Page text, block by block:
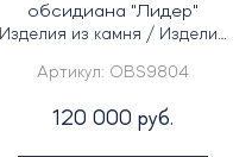
обсидиана "Лидер"
Изделия из камня / Изделия
Артикул: OBS9804
120 000 руб.